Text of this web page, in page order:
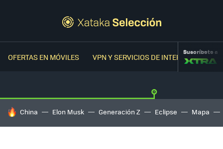
OFERTAS EN MÓVILES VPN Y SERVICIOS DE INTERNETSuscríbete a
HOY SE HABLA DE
China Elon Musk Generación Z Eclipse Mapa